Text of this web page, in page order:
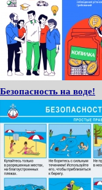
Безопасность на воде!